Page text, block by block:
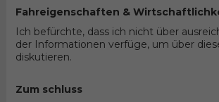
Fahreigenschaften &
Ich befürchte, dass ich nicht über
der Informationen verfüge, um über
diskutieren.
Zum schluss